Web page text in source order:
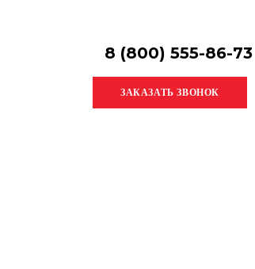
8 (800) 555-86-73